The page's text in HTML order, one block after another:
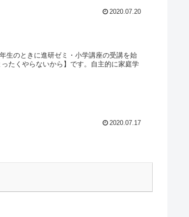
2020.07.20
生のときに進研ゼミ・小学講座の受講を始
たくやらないから】です。自主的に家庭学
2020.07.17